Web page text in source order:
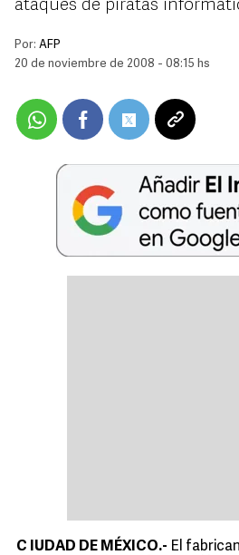
ataques de piratas
Por: AFP
20 de noviembre de 2008 - 08:15 hs
C IUDAD DE MÉXICO.- El